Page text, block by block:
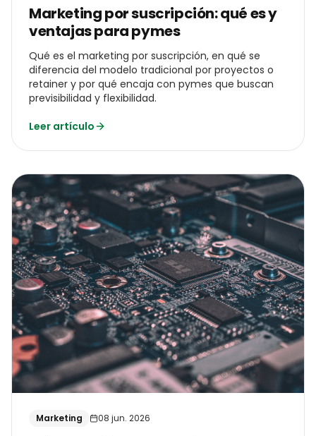
Marketing por suscripción: qué es y
ventajas para pymes
Qué es el marketing por suscripción, en qué se
diferencia del modelo tradicional por proyectos o
retainer y por qué encaja con pymes que buscan
previsibilidad y flexibilidad.
Leer artículo
Marketing 08 jun. 2026